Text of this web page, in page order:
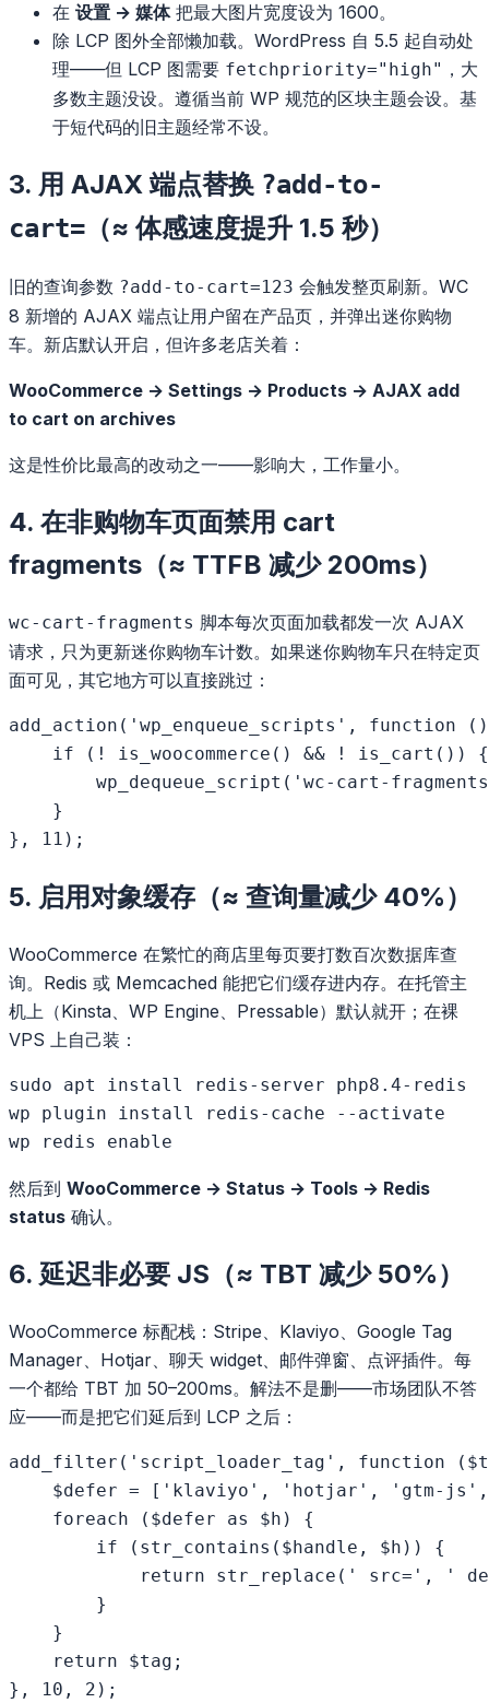
在 设置 → 媒体把最大图片宽度设为 1600。
除 LCP 图外全部懒加载。WordPress 自 5.5 起自动处
理——但 LCP 图需要 fetchpriority="high" ，大
多数主题没设。遵循当前 WP 规范的区块主题会设。基
于短代码的旧主题经常不设。
3. 用 AJAX 端点替换 ?add-to-
cart= （≈ 体感速度提升 1.5 秒）
旧的查询参数 ?add-to-cart=123 会触发整页刷新。WC
8 新增的 AJAX 端点让用户留在产品页，并弹出迷你购物
车。新店默认开启，但许多老店关着：
WooCommerce → Settings → Products → AJAX add
to cart on archives
这是性价比最高的改动之一——影响大，工作量小。
4. 在非购物车页面禁用 cart
fragments（≈ TTFB 减少 200ms）
wc-cart-fragments 脚本每次页面加载都发一次 AJAX
请求，只为更新迷你购物车计数。如果迷你购物车只在特定页
面可见，其它地方可以直接跳过：
add_action('wp_enqueue_scripts', function
    if (! is_woocommerce() && ! is_cart()) {
wp_dequeue_script('wc-cart-
    }
5. 启用对象缓存（≈ 查询量减少 40%）
WooCommerce 在繁忙的商店里每页要打数百次数据库查
询。Redis 或 Memcached 能把它们缓存进内存。在托管主
机上（Kinsta、WP Engine、Pressable）默认就开；在裸
VPS 上自己装：
sudo apt install redis-server php8.4-redis
wp plugin install redis-cache --activate
然后到 WooCommerce → Status → Tools → Redis
status 确认。
6. 延迟非必要 JS（≈ TBT 减少 50%）
WooCommerce 标配栈：Stripe、Klaviyo、Google Tag
Manager、Hotjar、聊天 widget、邮件弹窗、点评插件。每
一个都给 TBT 加 50–200ms。解法不是删——市场团队不答
应——而是把它们延后到 LCP 之后：
add_filter('script_loader_tag', function
$defer = ['klaviyo', 'hotjar', 'gtm-
    foreach ($defer as $h) {
        if (str_contains($handle, $h)) {
return str_replace(' src=', '
        }
    }
    return $tag;